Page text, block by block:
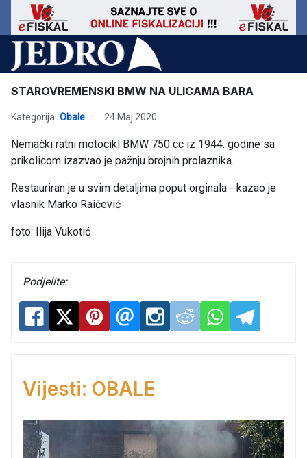
STAROVREMENSKI BMW NA ULICAMA BARA
Kategorija: Obale 24 Maj 2020
Nemački ratni motocikl BMW 750 cc iz 1944. godine sa
prikolicom izazvao je pažnju brojnih prolaznika.
Restauriran je u svim detaljima poput orginala - kazao je
vlasnik Marko Raičević
foto: Ilija Vukotić
Podjelite:
Vijesti: OBALE